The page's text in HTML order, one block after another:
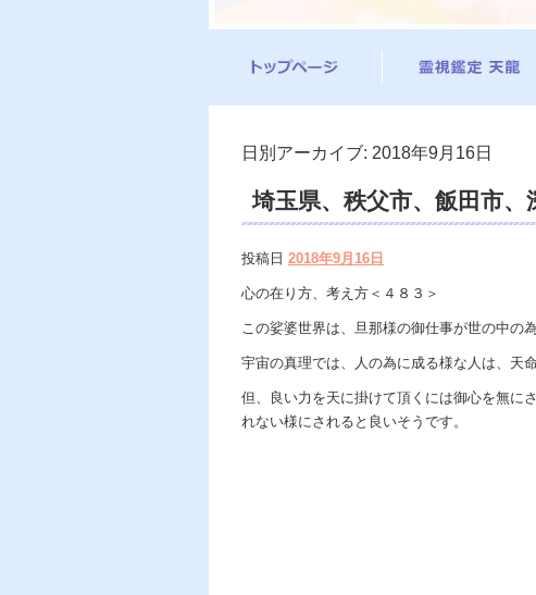
日別アーカイブ: 2018年9月16日
埼玉県、秩父市、飯田市
投稿日 2018年9月16日
心の在り方、考え方＜４８３＞
この娑婆世界は、旦那様の御仕事が世の中の
宇宙の真理では、人の為に成る様な人は、天
但、良い力を天に掛けて頂くには御心を無に
れない様にされると良いそうです。